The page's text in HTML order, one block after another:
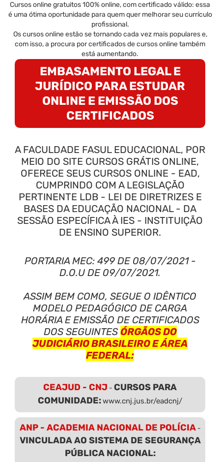
Cursos online gratuitos 100% online, com certificado válido: essa
é uma ótima oportunidade para quem quer melhorar seu currículo
profissional.
Os cursos online estão se tornando cada vez mais populares e,
com isso, a procura por certificados de cursos online também
está aumentando.
EMBASAMENTO LEGAL E
JURÍDICO PARA ESTUDAR
ONLINE E EMISSÃO DOS
CERTIFICADOS
A FACULDADE FASUL EDUCACIONAL, POR
MEIO DO SITE CURSOS GRÁTIS ONLINE,
OFERECE SEUS CURSOS ONLINE - EAD,
CUMPRINDO COM A LEGISLAÇÃO
PERTINENTE LDB - LEI DE DIRETRIZES E
BASES DA EDUCAÇÃO NACIONAL - DA
SESSÃO ESPECÍFICA À IES - INSTITUIÇÃO
DE ENSINO SUPERIOR.
PORTARIA MEC: 499 DE 08/07/2021 -
D.O.U DE 09/07/2021.
ASSIM BEM COMO, SEGUE O IDÊNTICO
MODELO PEDAGÓGICO DE CARGA
HORÁRIA E EMISSÃO DE CERTIFICADOS
DOS SEGUINTES ÓRGÃOS DO
JUDICIÁRIO BRASILEIRO E ÁREA
FEDERAL:
CEAJUD - CNJ - CURSOS PARA
COMUNIDADE:www.cnj.jus.br/eadcnj/
ANP - ACADEMIA NACIONAL DE POLÍCIA-
VINCULADA AO SISTEMA DE SEGURANÇA
PÚBLICA NACIONAL: